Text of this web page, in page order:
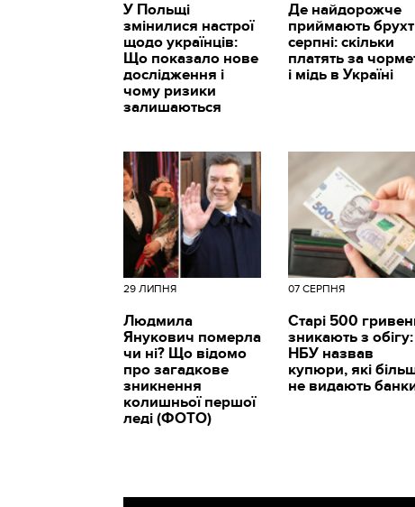
У Польщі
змінилися настрої
щодо українців:
Що показало нове
дослідження і
чому ризики
залишаються
Де найдорожче
приймають
серпні: скільки
платять за
і мідь в Україні
29 ЛИПНЯ
Людмила
Янукович померла
чи ні? Що відомо
про загадкове
зникнення
колишньої першої
леді (ФОТО)
07 СЕРПНЯ
Старі 500
зникають з обігу:
НБУ назвав
купюри, які
не видають